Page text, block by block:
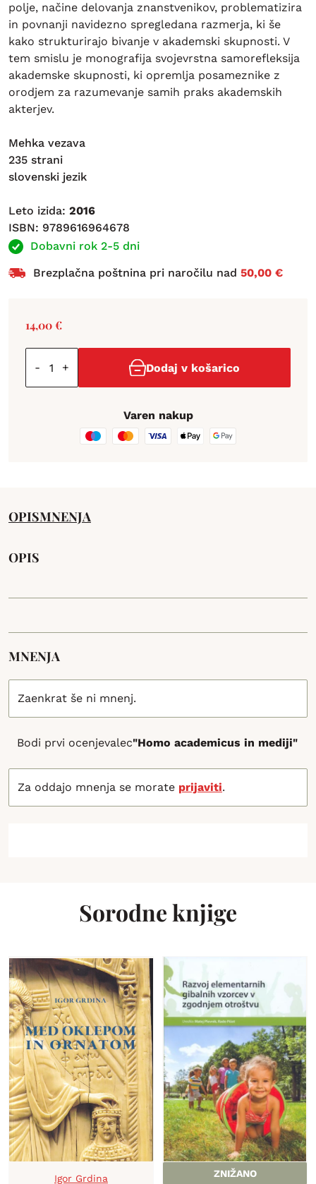
polje, načine delovanja znanstvenikov, problematizira
in povnanji navidezno spregledana razmerja, ki še
kako strukturirajo bivanje v akademski skupnosti. V
tem smislu je monografija svojevrstna samorefleksija
akademske skupnosti, ki opremlja posameznike z
orodjem za razumevanje samih praks akademskih
akterjev.
Mehka vezava
235 strani
slovenski jezik
Leto izida: 2016
ISBN: 9789616964678
Dobavni rok 2-5 dni
Brezplačna poštnina pri naročilu nad 50,00 €
14,00€
- + Dodaj v košarico
Varen nakup
OPISMNENJA
OPIS
MNENJA
Zaenkrat še ni mnenj.
Bodi prvi ocenjevalec"Homo academicus in mediji"
Za oddajo mnenja se morate prijaviti.
Sorodne knjige
Igor Grdina ZNIŽANO